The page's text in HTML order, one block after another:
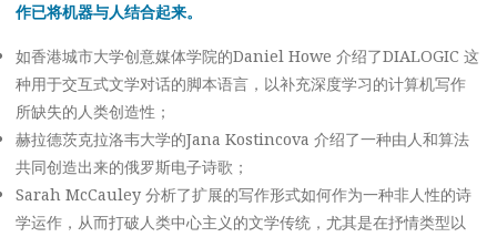
作已将机器与人结合起来。
如香港城市大学创意媒体学院的Daniel Howe 介绍了DIALOGIC 这
种用于交互式文学对话的脚本语言，以补充深度学习的计算机写作
所缺失的人类创造性；
赫拉德茨克拉洛韦大学的Jana Kostincova 介绍了一种由人和算法
共同创造出来的俄罗斯电子诗歌；
Sarah McCauley 分析了扩展的写作形式如何作为一种非人性的诗
学运作，从而打破人类中心主义的文学传统，尤其是在抒情类型以